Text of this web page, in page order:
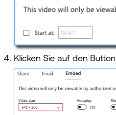
Klicken Sie auf den Button